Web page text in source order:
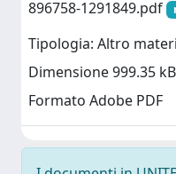
896758-1291849.pdf
Tipologia: Altro
Dimensione 999.35 kB
Formato Adobe PDF